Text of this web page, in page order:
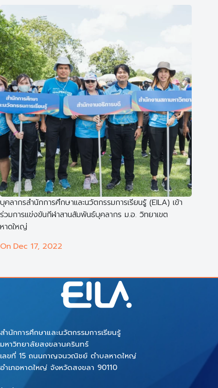
บุคลากรสำนักการศึกษาและนวัตกรรมการเรียนรู้ (EILA) เข้า
ร่วมการแข่งขันกีฬาสานสัมพันธ์บุคลากร ม.อ. วิทยาเขต
หาดใหญ่
On Dec 17, 2022
สำนักการศึกษาและนวัตกรรมการเรียนรู้
มหาวิทยาลัยสงขลานครินทร์
เลขที่ 15 ถนนกาญจนวณิชย์ ตำบลหาดใหญ่
อำเภอหาดใหญ่ จังหวัดสงขลา 90110